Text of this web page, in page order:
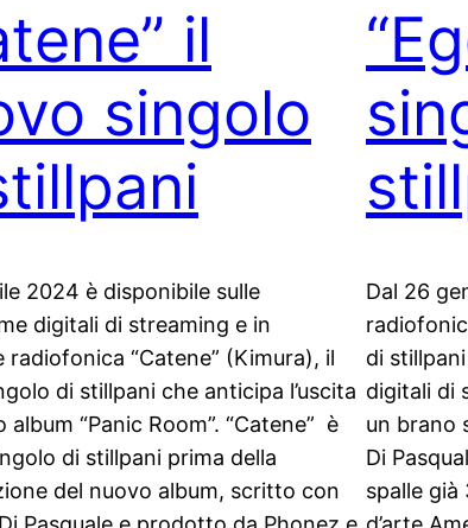
il
singolo
2024 è disponibile sulle
digitali di streaming e in
radiofonica “Catene” (Kimura), il
di stillpani che anticipa l’uscita
album “Panic Room”. “Catene” è
di stillpani prima della
del nuovo album, scritto con
Dal 26
di
digitali di
un brano
Di
spalle